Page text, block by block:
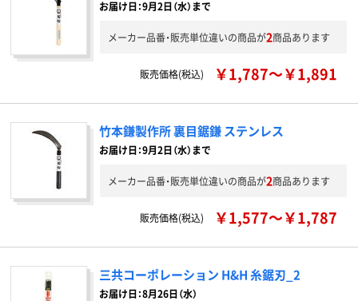
お届け日：9月2日（水）まで
メーカー品番・販売単位違いの商品が2商品あります
販売価格(税込) ￥1,787～￥1,891
竹本鎌製作所 裏目鋸鎌 ステンレス
お届け日：9月2日（水）まで
メーカー品番・販売単位違いの商品が2商品あります
販売価格(税込) ￥1,577～￥1,787
三共コーポレーション H&H 糸鋸刃_2
お届け日：8月26日（水）